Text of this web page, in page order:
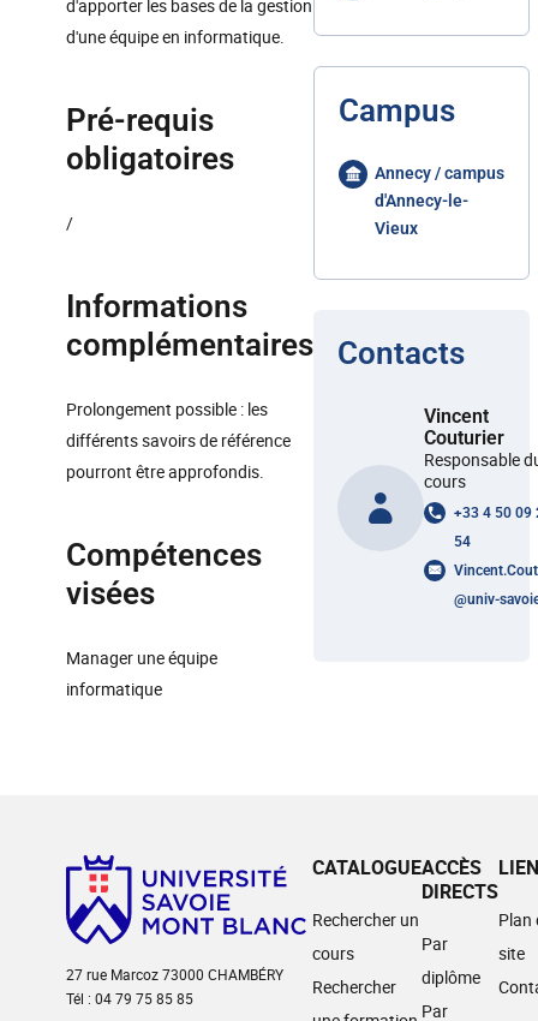
d'apporter les bases de la gestion
d'une équipe en informatique.
Pré-requis
obligatoires
/
Informations
complémentaires
Prolongement possible : les
différents savoirs de référence
pourront être approfondis.
Compétences
visées
Manager une équipe
informatique
Campus
Annecy / campus
d'Annecy-le-
Vieux
Contacts
Vincent
Couturier
Responsable
cours
+33 4 50 09
54
@univ-
27 rue Marcoz 73000 CHAMBÉRY
Tél : 04 79 75 85 85
CATALOGUE
Rechercher un
cours
Rechercher
ACCÈS
DIRECTS
Par
diplôme
Par
Plan
site